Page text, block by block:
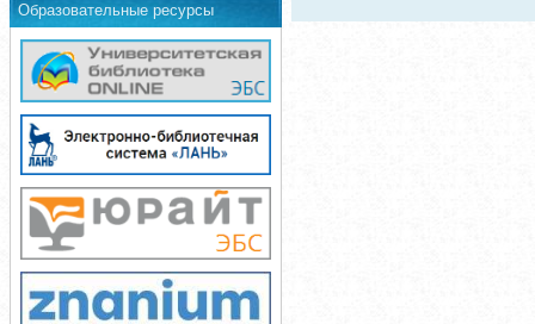
Образовательные ресурсы